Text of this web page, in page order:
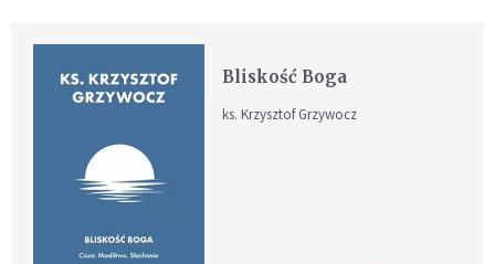
Bliskość Boga
ks. Krzysztof Grzywocz